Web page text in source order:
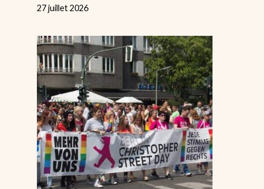
27 juillet 2026